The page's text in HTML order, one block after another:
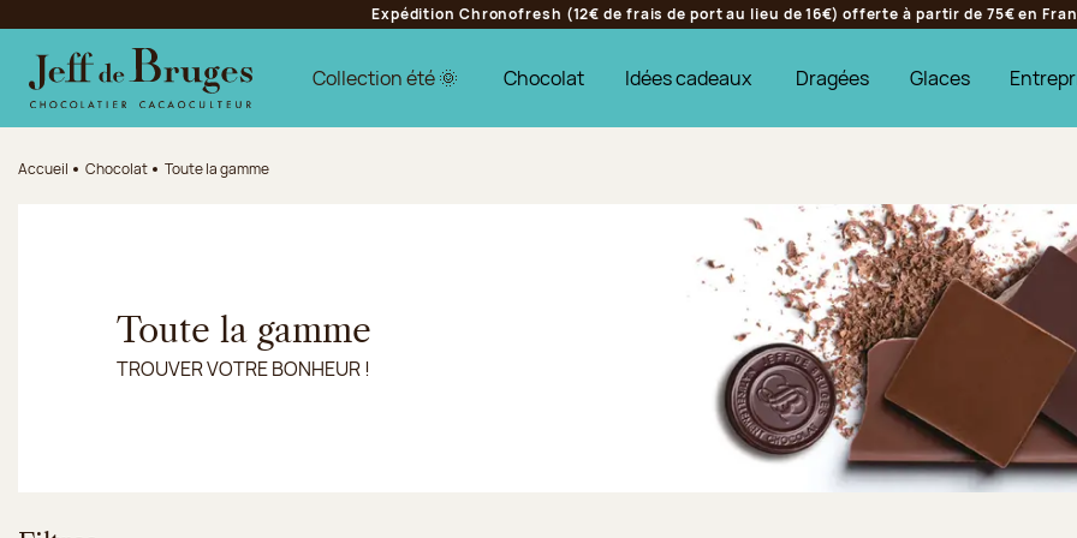
Aller au contenu principal
Aller au pied de page
Expédition Chronofresh (12€ de frais de port au lieu de 16€) offerte à partir de 75€ en
Collection été 🌞 Chocolat Idées cadeaux Dragées Glaces
Accueil Chocolat Toute la gamme
Toute la gamme
TROUVER VOTRE BONHEUR !